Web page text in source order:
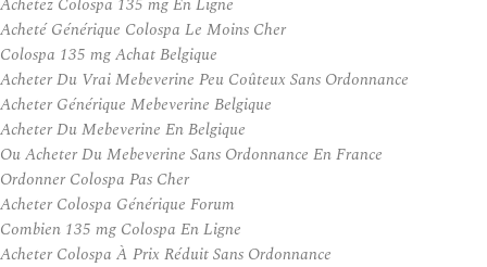
Acheté Générique Colospa Le Moins Cher
Colospa 135 mg Achat Belgique
Acheter Du Vrai Mebeverine Peu Coûteux Sans Ordonnance
Acheter Générique Mebeverine Belgique
Acheter Du Mebeverine En Belgique
Ou Acheter Du Mebeverine Sans Ordonnance En France
Ordonner Colospa Pas Cher
Acheter Colospa Générique Forum
Combien 135 mg Colospa En Ligne
Acheter Colospa À Prix Réduit Sans Ordonnance